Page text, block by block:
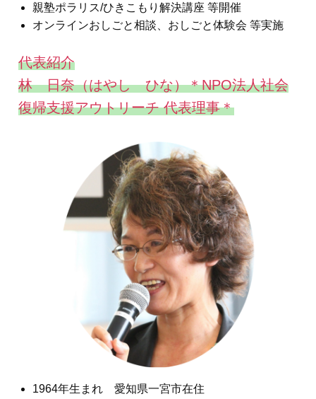
親塾ポラリス/ひきこもり解決講座 等開催
オンラインおしごと相談、おしごと体験会 等実施
代表紹介
林 日奈（はやし ひな）＊NPO法人社会
復帰支援アウトリーチ 代表理事＊
1964年生まれ 愛知県一宮市在住